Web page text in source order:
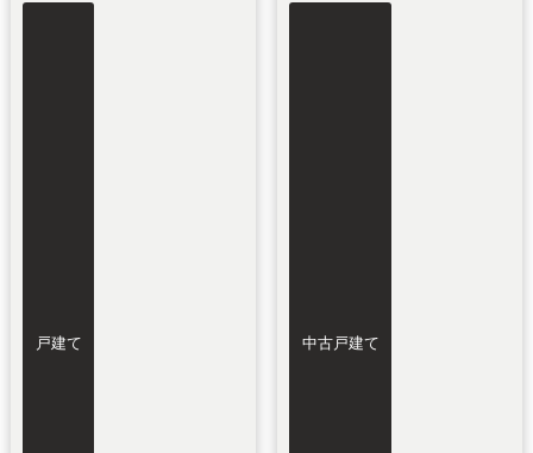
戸建て 中古戸建て